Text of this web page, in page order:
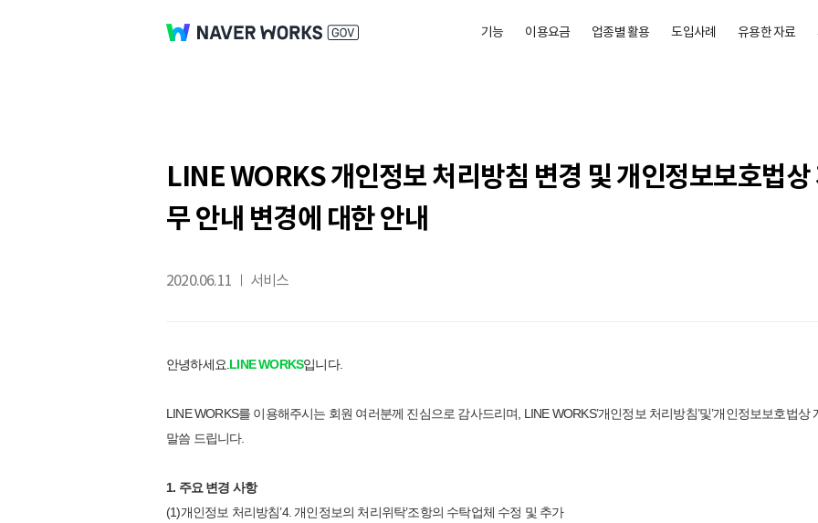
기능 이용요금 업종별 활용 도입사례 유용한 자료
LINE WORKS 개인정보 처리방침 변경 및 개인정보보호법상
무 안내 변경에 대한 안내
2020.06.11 서비스
안녕하세요. LINE WORKS입니다.
LINE WORKS를 이용해주시는 회원 여러분께 진심으로 감사드리며, LINE WORKS’개인정보 처리방침’및’개인정보보호법
말씀 드립니다.
1. 주요 변경 사항
(1)개인정보 처리방침’4. 개인정보의 처리위탁’조항의 수탁업체 수정 및 추가